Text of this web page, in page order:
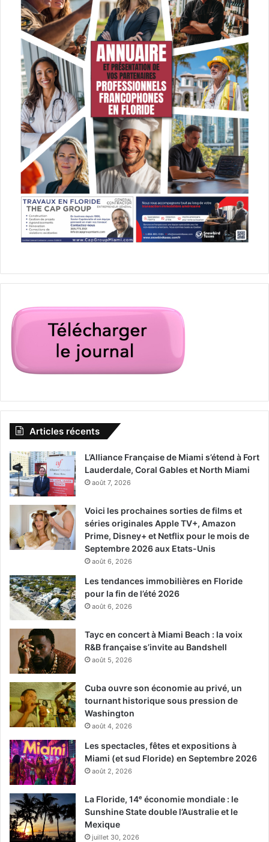
États-Unis d'Amérique (USA)
nouveaux disques nouveaux livres
Articles récents
L’Alliance Française de Miami s’étend à Fort
Lauderdale, Coral Gables et North Miami
août 7, 2026
Voici les prochaines sorties de films et
séries originales Apple TV+, Amazon
Prime, Disney+ et Netflix pour le mois de
Septembre 2026 aux Etats-Unis
août 6, 2026
Les tendances immobilières en Floride
pour la fin de l’été 2026
août 6, 2026
Tayc en concert à Miami Beach : la voix
R&B française s’invite au Bandshell
août 5, 2026
Cuba ouvre son économie au privé, un
tournant historique sous pression de
Washington
août 4, 2026
Les spectacles, fêtes et expositions à
Miami (et sud Floride) en Septembre 2026
août 2, 2026
La Floride, 14ᵉ économie mondiale : le
Sunshine State double l’Australie et le
Mexique
juillet 30, 2026